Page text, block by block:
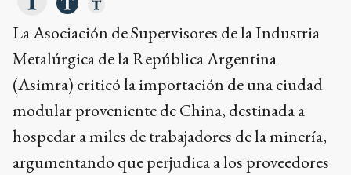
La Asociación de Supervisores de la Industria
Metalúrgica de la República Argentina
(Asimra) criticó la importación de una ciudad
modular proveniente de China, destinada a
hospedar a miles de trabajadores de la minería,
argumentando que perjudica a los proveedores